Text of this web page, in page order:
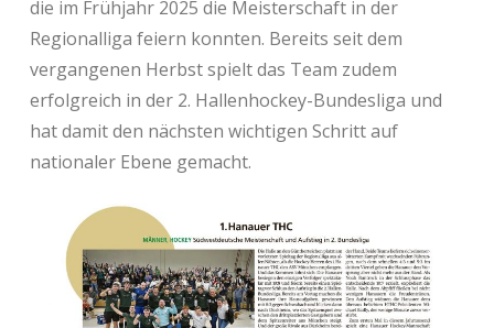
die im Frühjahr 2025 die Meisterschaft in der
Regionalliga feiern konnten. Bereits seit dem
vergangenen Herbst spielt das Team zudem
erfolgreich in der 2. Hallenhockey-Bundesliga und
hat damit den nächsten wichtigen Schritt auf
nationaler Ebene gemacht.